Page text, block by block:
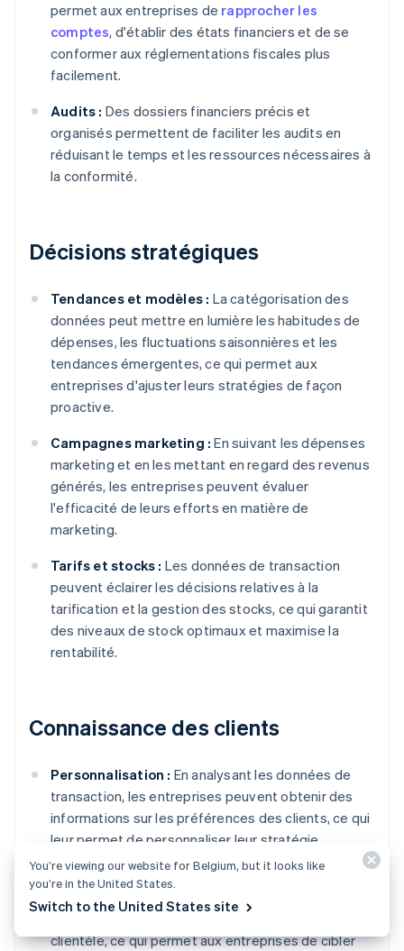
permet aux entreprises de rapprocher les
comptes, d'établir des états financiers et de se
conformer aux réglementations fiscales plus
facilement.
Audits : Des dossiers financiers précis et
organisés permettent de faciliter les audits en
réduisant le temps et les ressources nécessaires à
la conformité.
Décisions stratégiques
Tendances et modèles : La catégorisation des
données peut mettre en lumière les habitudes de
dépenses, les fluctuations saisonnières et les
tendances émergentes, ce qui permet aux
entreprises d'ajuster leurs stratégies de façon
proactive.
Campagnes marketing : En suivant les dépenses
marketing et en les mettant en regard des revenus
générés, les entreprises peuvent évaluer
l'efficacité de leurs efforts en matière de
marketing.
Tarifs et stocks : Les données de transaction
peuvent éclairer les décisions relatives à la
tarification et la gestion des stocks, ce qui garantit
des niveaux de stock optimaux et maximise la
rentabilité.
Connaissance des clients
Personnalisation : En analysant les données de
transaction, les entreprises peuvent obtenir des
informations sur les préférences des clients, ce qui
leur permet de personnaliser leur stratégie
marketing et d'adapter leurs produits et services.
Segmentation des clients :
clientèle, ce qui permet aux entreprises de cibler
You’re viewing our website for Belgium, but it looks like
you’re in the United States.
Switch to the United States site